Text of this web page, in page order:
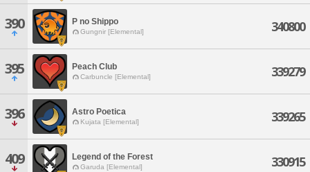
390 P no Shippo
Gungnir [Elemental] 340800
395 Peach Club
Carbuncle [Elemental] 339279
396 Astro Poetica
Kujata [Elemental] 339265
409 Legend of the Forest
Garuda [Elemental] 330915